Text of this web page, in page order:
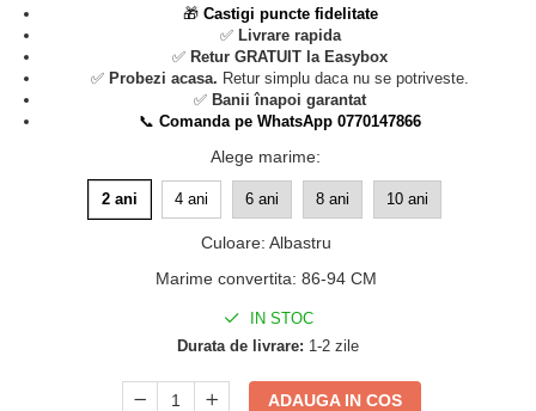
🎁 Castigi puncte fidelitate
✅ Livrare rapida
✅ Retur GRATUIT la Easybox
✅ Probezi acasa. Retur simplu daca nu se potriveste.
✅ Banii înapoi garantat
📞 Comanda pe WhatsApp 0770147866
Alege marime:
2 ani 4 ani 6 ani 8 ani 10 ani
Culoare: Albastru
Marime convertita: 86-94 CM
IN STOC
Durata de livrare: 1-2 zile
ADAUGA IN COS